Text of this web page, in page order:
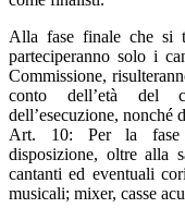
Alla fase finale che si
parteciperanno solo i
Commissione,
conto dell’età del
dell’esecuzione, nonché
Art. 10: Per la fase
disposizione, oltre alla
cantanti ed eventuali
musicali; mixer, casse